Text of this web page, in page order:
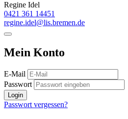
Regine Idel
0421 361 14451
regine.idel@lis.bremen.de
Mein Konto
E-Mail
Passwort
Login
Passwort vergessen?